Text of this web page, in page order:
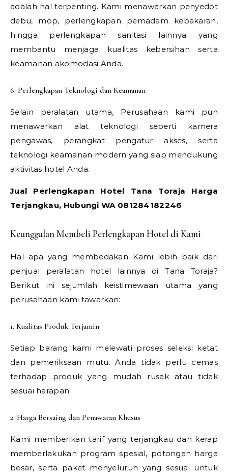
adalah hal terpenting. Kami menawarkan penyedot
debu, mop, perlengkapan pemadam kebakaran,
hingga perlengkapan sanitasi lainnya yang
membantu menjaga kualitas kebersihan serta
keamanan akomodasi Anda.
6. Perlengkapan Teknologi dan Keamanan
Selain peralatan utama, Perusahaan kami pun
menawarkan alat teknologi seperti kamera
pengawas, perangkat pengatur akses, serta
teknologi keamanan modern yang siap mendukung
aktivitas hotel Anda.
Jual Perlengkapan Hotel Tana Toraja Harga
Terjangkau, Hubungi WA 081284182246
Keunggulan Membeli Perlengkapan Hotel di Kami
Hal apa yang membedakan Kami lebih baik dari
penjual peralatan hotel lainnya di Tana Toraja?
Berikut ini sejumlah keistimewaan utama yang
perusahaan kami tawarkan:
1. Kualitas Produk Terjamin
Setiap barang kami melewati proses seleksi ketat
dan pemeriksaan mutu. Anda tidak perlu cemas
terhadap produk yang mudah rusak atau tidak
sesuai harapan.
2. Harga Bersaing dan Penawaran Khusus
Kami memberikan tarif yang terjangkau dan kerap
memberlakukan program spesial, potongan harga
besar, serta paket menyeluruh yang sesuai untuk